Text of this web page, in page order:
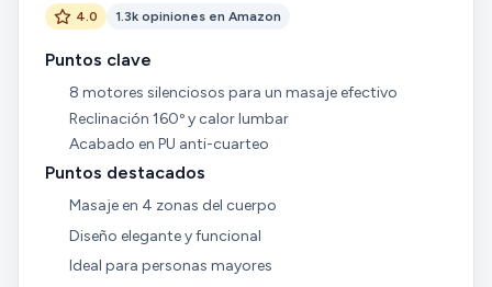
4.0 1.3k opiniones en Amazon
Puntos clave
8 motores silenciosos para un masaje efectivo
Reclinación 160º y calor lumbar
Acabado en PU anti-cuarteo
Puntos destacados
Masaje en 4 zonas del cuerpo
Diseño elegante y funcional
Ideal para personas mayores